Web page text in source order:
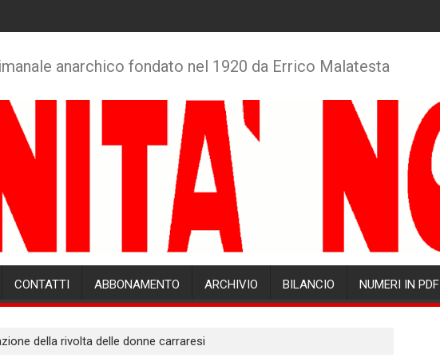
anarchico fondato nel 1920 da Errico Malatesta
CONTATTI ABBONAMENTO ARCHIVIO BILANCIO NUMERI IN PDF
della rivolta delle donne carraresi